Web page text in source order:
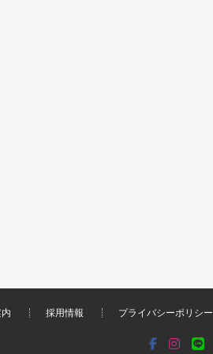
採用情報 プライバシーポリシー